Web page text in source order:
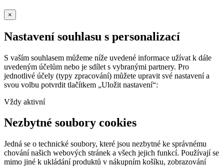
×
Nastavení souhlasu s personalizací
S vaším souhlasem můžeme níže uvedené informace užívat k dále
uvedeným účelům nebo je sdílet s vybranými partnery. Pro
jednotlivé účely (typy zpracování) můžete upravit své nastavení a
svou volbu potvrdit tlačítkem „Uložit nastavení“:
Vždy aktivní
Nezbytné soubory cookies
Jedná se o technické soubory, které jsou nezbytné ke správnému
chování našich webových stránek a všech jejich funkcí. Používají se
mimo jiné k ukládání produktů v nákupním košíku, zobrazování